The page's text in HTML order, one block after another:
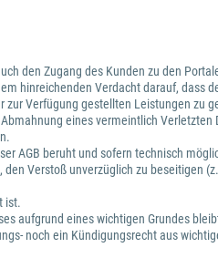
den Zugang des Kunden zu den
hinreichenden Verdacht darauf,
Verfügung gestellten Leistungen zu
eines vermeintlich
AGB beruht und sofern technisch
Verstoß unverzüglich zu
ist.
aufgrund eines wichtigen Grundes
noch ein Kündigungsrecht aus